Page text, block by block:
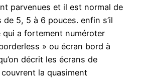
parvenues et il est normal de
5, 5 à 6 pouces. enfin s’il
qui a fortement numéroter
borderless » ou écran bord à
décrit les écrans de
la quasiment